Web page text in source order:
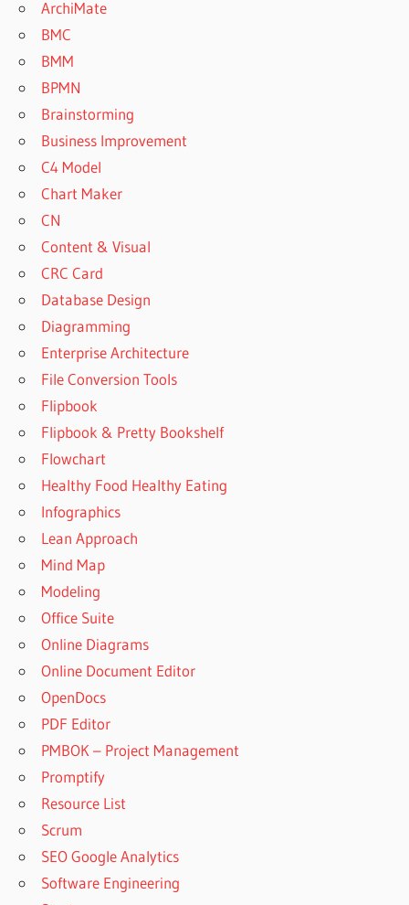
ArchiMate
BMC
BMM
BPMN
Brainstorming
Business Improvement
C4 Model
Chart Maker
CN
Content & Visual
CRC Card
Database Design
Diagramming
Enterprise Architecture
File Conversion Tools
Flipbook
Flipbook & Pretty Bookshelf
Flowchart
Healthy Food Healthy Eating
Infographics
Lean Approach
Mind Map
Modeling
Office Suite
Online Diagrams
Online Document Editor
OpenDocs
PDF Editor
PMBOK – Project Management
Promptify
Resource List
Scrum
SEO Google Analytics
Software Engineering